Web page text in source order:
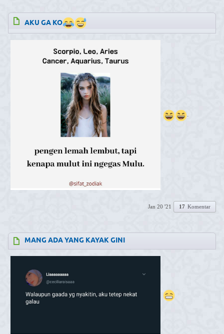
AKU GA KO
.
Jan 20 '21 17 Komentar
MANG ADA YANG KAYAK GINI